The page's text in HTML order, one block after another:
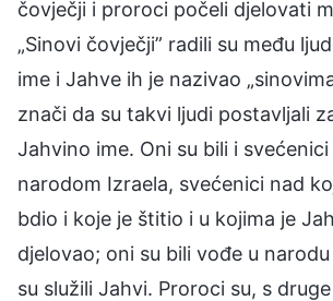
čovječji i proroci počeli djelovati
„Sinovi čovječji” radili su među
ime i Jahve ih je nazivao
znači da su takvi ljudi postavljali
Jahvino ime. Oni su bili i svećenici
narodom Izraela, svećenici nad
bdio i koje je štitio i u kojima je
djelovao; oni su bili vođe u
su služili Jahvi. Proroci su, s